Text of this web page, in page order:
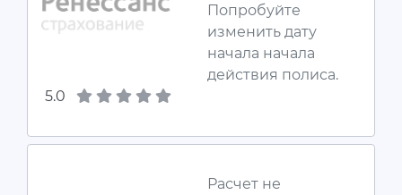
Попробуйте
изменить дату
начала начала
действия полиса.
5.0
Расчет не